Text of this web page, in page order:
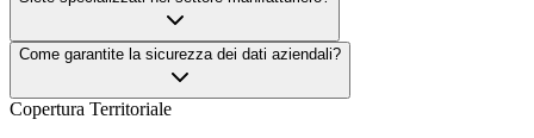
Come garantite la sicurezza dei dati aziendali?
Copertura Territoriale